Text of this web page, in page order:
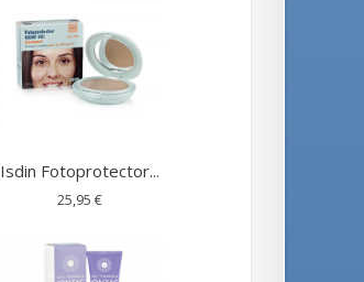
Isdin Fotoprotector...
25,95 €